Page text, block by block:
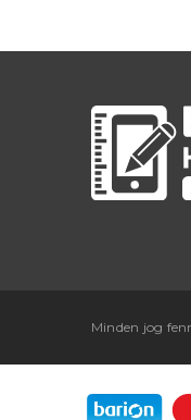
Minden jog